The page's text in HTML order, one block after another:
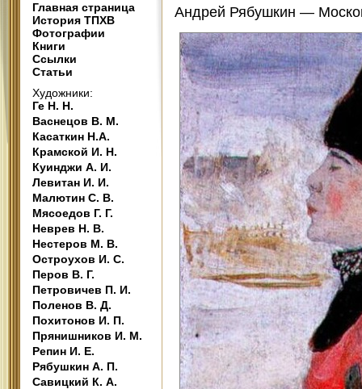
Главная страница
История ТПХВ
Фотографии
Книги
Ссылки
Статьи
Художники:
Ге Н. Н.
Васнецов В. М.
Касаткин Н.А.
Крамской И. Н.
Куинджи А. И.
Левитан И. И.
Малютин С. В.
Мясоедов Г. Г.
Неврев Н. В.
Нестеров М. В.
Остроухов И. С.
Перов В. Г.
Петровичев П. И.
Поленов В. Д.
Похитонов И. П.
Прянишников И. М.
Репин И. Е.
Рябушкин А. П.
Савицкий К. А.
Андрей Рябушкин —